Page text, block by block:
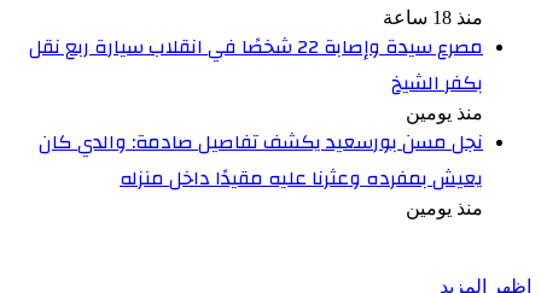
منذ 18 ساعة
مصرع سيدة وإصابة 22 شخصًا في انقلاب سيارة ربع نقل
بكفر الشيخ
منذ يومين
نجل مسن بورسعيد يكشف تفاصيل صادمة: والدي كان
يعيش بمفرده وعثرنا عليه مقيدًا داخل منزله
منذ يومين
اظهر المزيد